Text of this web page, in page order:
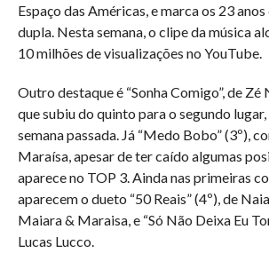
Espaço das Américas, e marca os 23
dupla. Nesta semana, o clipe da música
10 milhões de visualizações no YouTube.
Outro destaque é “Sonha Comigo”, de Zé
que subiu do quinto para o segundo
semana passada. Já “Medo Bobo” (3º),
Maraísa, apesar de ter caído algumas
aparece no TOP 3. Ainda nas primeiras
aparecem o dueto “50 Reais” (4º), de
Maiara & Maraisa, e “Só Não Deixa Eu
Lucas Lucco.